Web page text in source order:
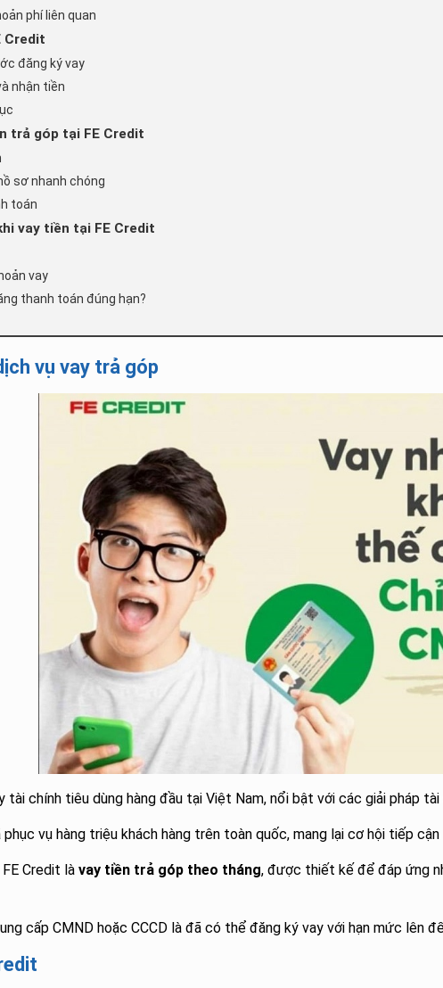
phí liên quan
Credit
đăng ký vay
nhận tiền
trả góp tại FE Credit
sơ nhanh chóng
toán
vay tiền tại FE Credit
vay
thanh toán đúng hạn?
vụ vay trả góp
chính tiêu dùng hàng đầu tại Việt Nam, nổi bật với các giải pháp tài
vụ hàng triệu khách hàng trên toàn quốc, mang lại cơ hội tiếp
Credit làvay tiền trả góp theo tháng, được thiết kế để đáp ứng
cấp CMND hoặc CCCD là đã có thể đăng ký vay với hạn mức